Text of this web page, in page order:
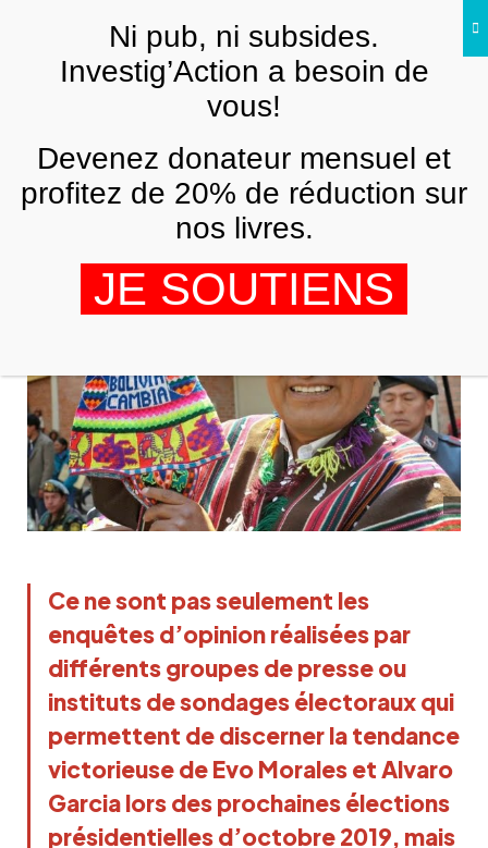
La candidature de Evo Morales se
renforce, les forces populaires
déterminent les élections en Bolivie
Ce ne sont pas seulement les
enquêtes d’opinion réalisées par
différents groupes de presse ou
instituts de sondages électoraux qui
permettent de discerner la tendance
victorieuse de Evo Morales et Alvaro
Garcia lors des prochaines élections
présidentielles d’octobre 2019, mais
FRNi pub, ni subsides.
Investig’Action a besoin de
vous!
Devenez donateur mensuel et
profitez de 20% de réduction sur
nos livres.
JE SOUTIENS